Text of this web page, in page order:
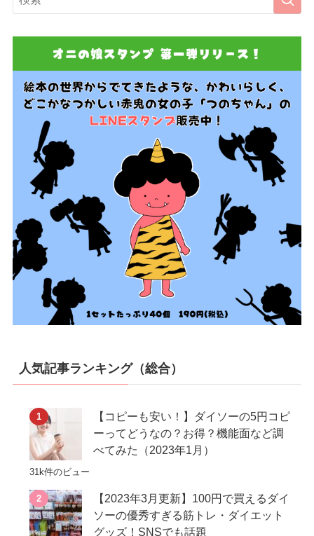
人気記事ランキング（総合）
【コピーも安い！】ダイソーの5円コピ
ーってどうなの？お得？機能面など調
べてみた（2023年1月）
31k件のビュー
【2023年3月更新】100円で買えるダイ
ソーの優秀すぎる筋トレ・ダイエット
グッズ！SNSでも話題